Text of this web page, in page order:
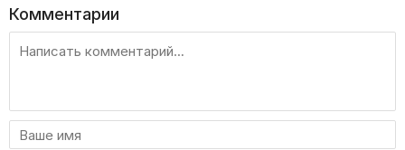
Комментарии